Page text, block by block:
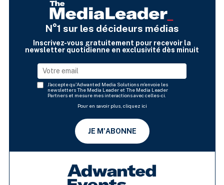
N°1 sur les décideurs médias
Inscrivez-vous gratuitement pour recevoir la
newsletter quotidienne en exclusivité dès minuit
J'accepte qu'Adwanted Media Solutions m'envoie les
newsletters The Media Leader et The Media Leader
Partners et mesure mes interactions avec celles-ci.
Pour en savoir plus, cliquez ici
JE M'ABONNE